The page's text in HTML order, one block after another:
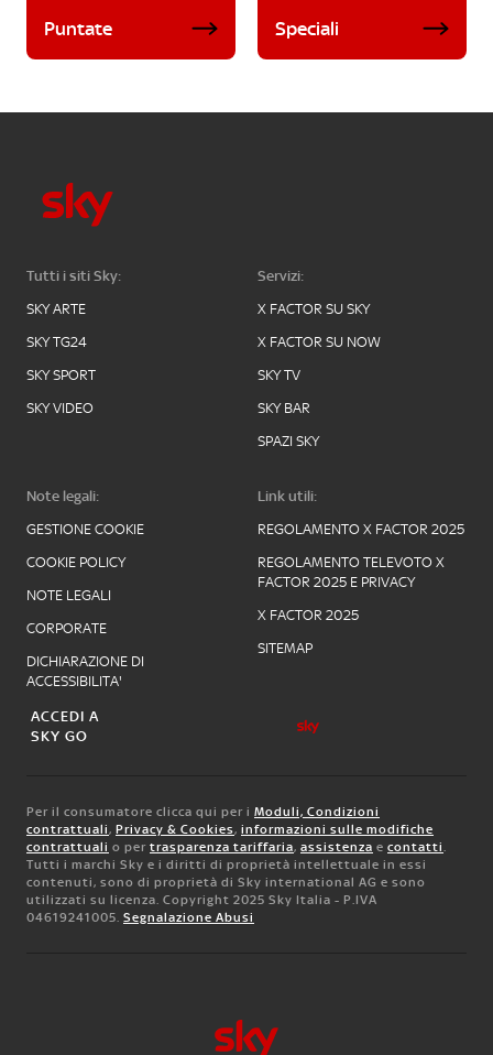
Puntate Speciali
Tutti i siti Sky:
SKY ARTE
SKY TG24
SKY SPORT
SKY VIDEO
Servizi:
X FACTOR SU SKY
X FACTOR SU NOW
SKY TV
SKY BAR
SPAZI SKY
Note legali:
GESTIONE COOKIE
COOKIE POLICY
NOTE LEGALI
CORPORATE
DICHIARAZIONE DI
ACCESSIBILITA'
Link utili:
REGOLAMENTO X FACTOR 2025
REGOLAMENTO TELEVOTO X
FACTOR 2025 E PRIVACY
X FACTOR 2025
SITEMAP
ACCEDI A
SKY GO
Per il consumatore clicca qui per i Moduli, Condizioni
contrattuali, Privacy & Cookies, informazioni sulle modifiche
contrattuali o per trasparenza tariffaria, assistenza e contatti.
Tutti i marchi Sky e i diritti di proprietà intellettuale in essi
contenuti, sono di proprietà di Sky international AG e sono
utilizzati su licenza. Copyright 2025 Sky Italia - P.IVA
04619241005. Segnalazione Abusi